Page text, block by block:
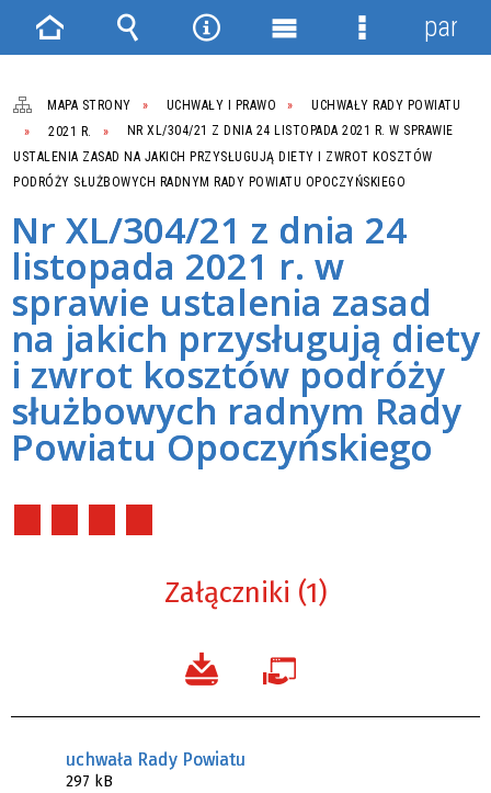
MAPA STRONY UCHWAŁY I PRAWO
UCHWAŁY RADY POWIATU
2021 R.
NR XL/304/21 Z DNIA 24 LISTOPADA 2021 R. W SPRAWIE
USTALENIA ZASAD NA JAKICH PRZYSŁUGUJĄ DIETY I ZWROT KOSZTÓW
PODRÓŻY SŁUŻBOWYCH RADNYM RADY POWIATU OPOCZYŃSKIEGO
Nr XL/304/21 z dnia 24
listopada 2021 r. w
sprawie ustalenia zasad
na jakich przysługują diety
i zwrot kosztów podróży
służbowych radnym Rady
Powiatu Opoczyńskiego
Załączniki (1)
uchwała Rady Powiatu
297 kB
Strona
główna
Wyszukiwarka
NarzędziaMenu
główne
Menu
szczegółowe
panel